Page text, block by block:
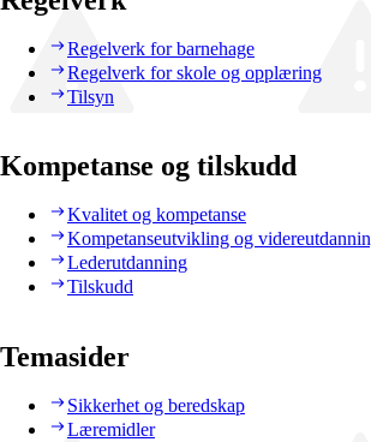
Regelverk for barnehage
Regelverk for skole og opplæring
Tilsyn
Kompetanse og tilskudd
Kvalitet og kompetanse
Kompetanseutvikling og
Lederutdanning
Tilskudd
Temasider
Sikkerhet og beredskap
Læremidler